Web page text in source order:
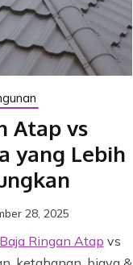
Atap vs
yang Lebih
28, 2025
Baja Ringan Atap vs